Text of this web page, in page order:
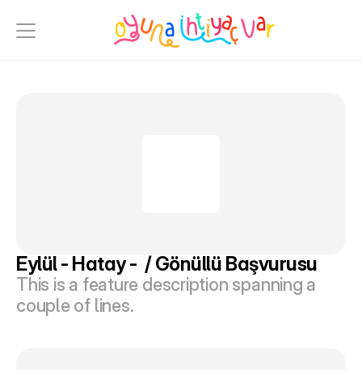
Eylül - Hatay -  / Gönüllü Başvurusu
This is a feature description spanning a
couple of lines.